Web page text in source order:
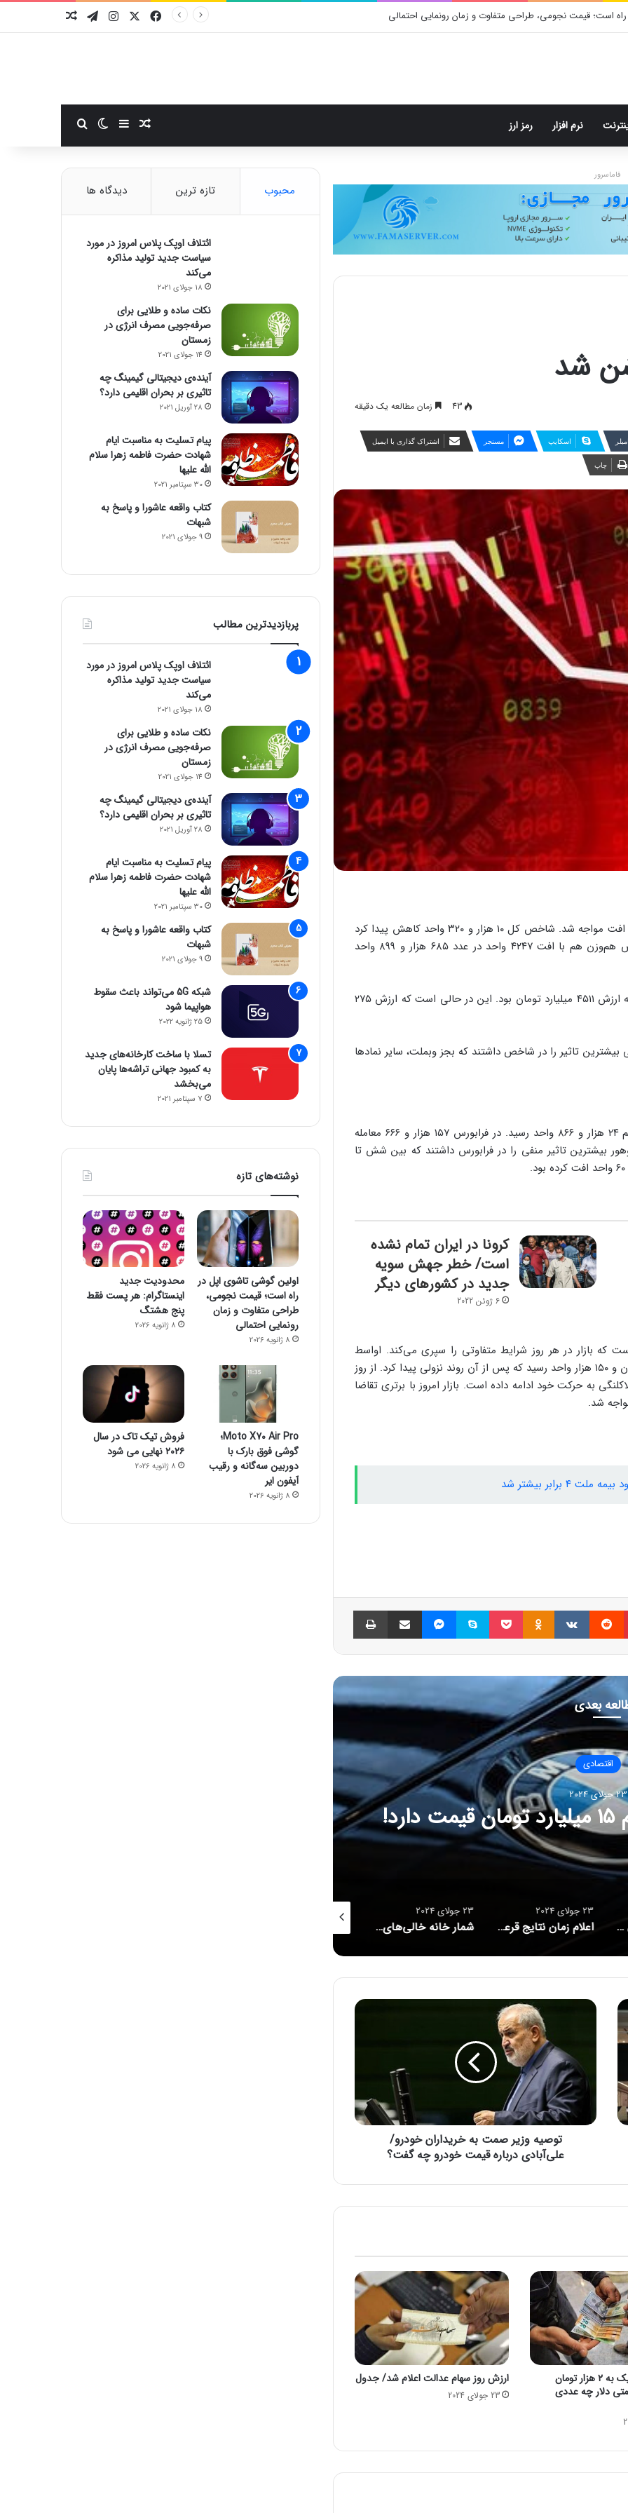
است؛ قیمت نجومی، طراحی متفاوت و زمان رونمایی احتمالی فیسبوکایکس اینستاگرام
تلگرام
نرم افزار رمز ارز نوشته تصادفی
سایدبارتغییر پوسته
فاماسرور
شد
43 زمان مطالعه یک دقیقه
اسکایپ مسنجر اشتراک گذاری با ایمیل
چاپ
بازار سرمایه در اولین روز آبان ماه برخلاف روز گذشته با افت مواجه شد. شاخص کل ۱۰ هزار و ۳۲۰ واحد کاهش پیدا کرد
و به رقم ۲ میلیون و ۲۱ هزار و ۸۹۱ واحد رسید. شاخص هم‌وزن هم با افت ۴۲۴۷ واحد در عدد ۶۸۵ هزار و ۸۹۹ واحد
تعداد معاملات امروز بازار بورس ۳۱۶ هزار و ۵۴۴ فقره به ارزش ۴۵۱۱ میلیارد تومان بود. این در حالی است که ارزش ۲۷۵
بیشترین تاثیر را در شاخص داشتند که بجز وبملت، سایر نمادها
امروز فرابورس هم با ۱۶۴ واحد افت مواجه شد و به رقم ۲۴ هزار و ۸۶۶ واحد رسید. در فرابورس ۱۵۷ هزار و ۶۶۶ معامله
بیشترین تاثیر منفی را در فرابورس داشتند که بین شش تا
کرونا در ایران تمام نشده
است/ خطر جهش سویه
جدید در کشورهای دیگر
6 ژوئن 2022
که بازار در هر روز شرایط متفاوتی را سپری می‌کند. اواسط
شهریورماه بازار پس از یک رشد کوتاه مدت به دو میلیون و ۱۵۰ هزار واحد رسید که پس از آن روند نزولی پیدا کرد. از روز
به حرکت خود ادامه داده است. بازار امروز با برتری تقاضا
شد.
پینتریست Reddit
VKontakte
Odnoklassniki پاکت اسکایپ مسنجر اشتراک گذاری با ایمیل
بعدی
اقتصادی
قیمت روز پژو پارس / این مدل پژو پارس ۶۴۰ میلیون تومان شد!
23 جولای 2024
اعلام زمان نتایج قرعه‌کشی خودروهای وارداتی
23 جولای 2024
شمار خانه خالی‌های تهران اعلام شد/ این تعداد مالیات دادند
ت
ر
ب
د
ا
ر
ا
ن
خ
و
د
ر
و
ی‌
ب
توصیه وزیر صمت به خریداران خودرو/
علی‌آبادی درباره قیمت خودرو چه گفت؟
قیمت دلار نزدیک به ۲ هزار تومان
دلار چه عددی
ارزش روز سهام عدالت اعلام شد/ جدول
23 جولای 2024
محبوب تازه ترین دیدگاه ها
ائتلاف اوپک پلاس امروز در مورد
سیاست جدید تولید مذاکره
می‌کند
18 جولای 2021
نکات ساده و طلایی برای
صرفه‌جویی مصرف انرژی در
زمستان
14 جولای 2021
آینده‌ی دیجیتالی گیمینگ چه
تاثیری بر بحران اقلیمی دارد؟
28 آوریل 2021
پیام تسلیت به مناسبت ایام
شهادت حضرت فاطمه زهرا سلام
الله علیها
30 سپتامبر 2021
کتاب واقعه عاشورا و پاسخ به
شبهات
9 جولای 2021
پربازدیدترین مطالب
ائتلاف اوپک پلاس امروز در مورد
سیاست جدید تولید مذاکره
می‌کند
18 جولای 2021
نکات ساده و طلایی برای
صرفه‌جویی مصرف انرژی در
زمستان
14 جولای 2021
آینده‌ی دیجیتالی گیمینگ چه
تاثیری بر بحران اقلیمی دارد؟
28 آوریل 2021
پیام تسلیت به مناسبت ایام
شهادت حضرت فاطمه زهرا سلام
الله علیها
30 سپتامبر 2021
کتاب واقعه عاشورا و پاسخ به
شبهات
9 جولای 2021
شبکه 5G می‌تواند باعث سقوط
هواپیما شود
25 ژانویه 2022
تسلا با ساخت کارخانه‌های جدید
به کمبود جهانی تراشه‌ها پایان
می‌بخشد
7 سپتامبر 2021
نوشته‌های تازه
اولین گوشی تاشوی اپل در
راه است؛ قیمت نجومی،
طراحی متفاوت و زمان
رونمایی احتمالی
8 ژانویه 2026
محدودیت جدید
اینستاگرام: هر پست فقط
پنج هشتگ
8 ژانویه 2026
Moto X70 Air Pro؛
گوشی فوق بارک با
دوربین سه‌گانه و رقیب
آیفون ایر
8 ژانویه 2026
فروش تیک تاک در سال
۲۰۲۶ نهایی می شود
8 ژانویه 2026